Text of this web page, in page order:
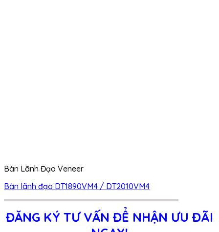
Bàn Lãnh Đạo Veneer
Bàn lãnh đạo DT1890VM4 / DT2010VM4
ĐĂNG KÝ TƯ VẤN ĐỂ NHẬN ƯU ĐÃI